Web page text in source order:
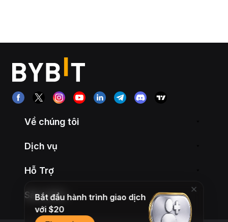
Về chúng tôi
Dịch vụ
Hỗ Trợ
Sản phẩm
Bắt đầu hành trình giao dịch
với $20